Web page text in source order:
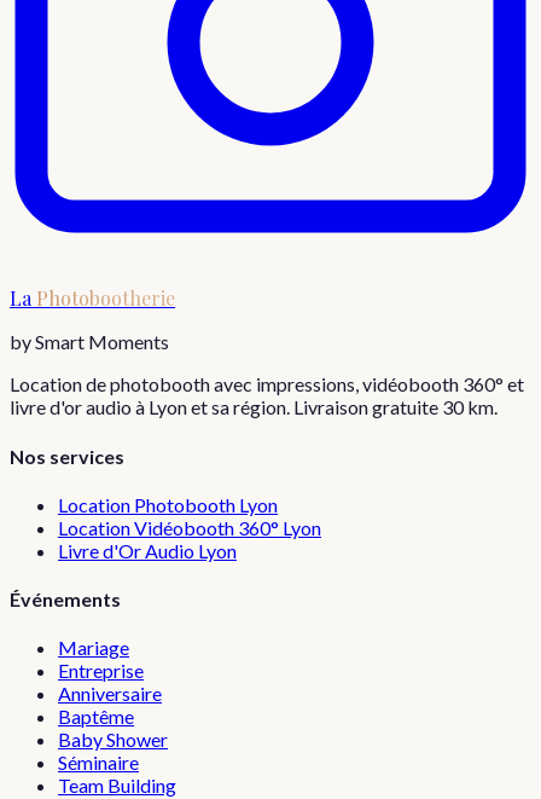
LaPhotobootherie
by Smart Moments
Location de photobooth avec impressions, vidéobooth 360° et
livre d'or audio à Lyon et sa région. Livraison gratuite 30 km.
Nos services
Location Photobooth Lyon
Location Vidéobooth 360° Lyon
Livre d'Or Audio Lyon
Événements
Mariage
Entreprise
Anniversaire
Baptême
Baby Shower
Séminaire
Team Building